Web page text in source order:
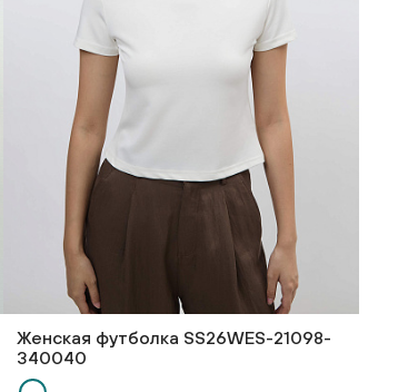
Женская футболка SS26WES-21098-
340040